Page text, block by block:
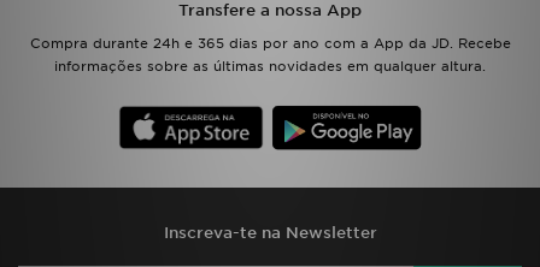
Transfere a nossa App
Compra durante 24h e 365 dias por ano com a App da JD. Recebe
informações sobre as últimas novidades em qualquer altura.
Inscreva-te na Newsletter